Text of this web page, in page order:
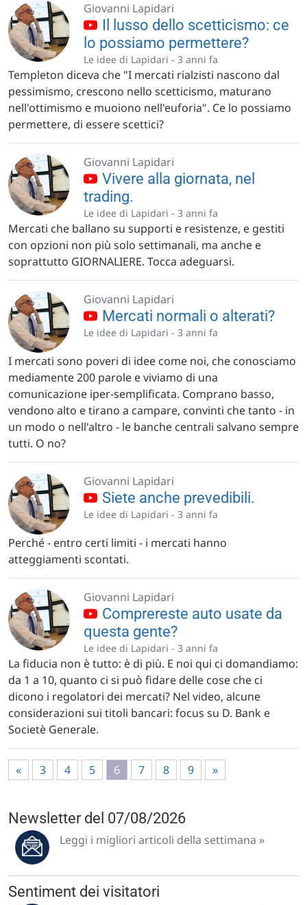
Giovanni Lapidari
Il lusso dello scetticismo: ce
lo possiamo permettere?
Le idee di Lapidari - 3 anni fa
Templeton diceva che "I mercati rialzisti nascono dal
pessimismo, crescono nello scetticismo, maturano
nell'ottimismo e muoiono nell'euforia". Ce lo possiamo
permettere, di essere scettici?
Giovanni Lapidari
Vivere alla giornata, nel
trading.
Le idee di Lapidari - 3 anni fa
Mercati che ballano su supporti e resistenze, e gestiti
con opzioni non più solo settimanali, ma anche e
soprattutto GIORNALIERE. Tocca adeguarsi.
Giovanni Lapidari
Mercati normali o alterati?
Le idee di Lapidari - 3 anni fa
I mercati sono poveri di idee come noi, che conosciamo
mediamente 200 parole e viviamo di una
comunicazione iper-semplificata. Comprano basso,
vendono alto e tirano a campare, convinti che tanto - in
un modo o nell'altro - le banche centrali salvano sempre
tutti. O no?
Giovanni Lapidari
Siete anche prevedibili.
Le idee di Lapidari - 3 anni fa
Perché - entro certi limiti - i mercati hanno
atteggiamenti scontati.
Giovanni Lapidari
Comprereste auto usate da
questa gente?
Le idee di Lapidari - 3 anni fa
La fiducia non è tutto: è di più. E noi qui ci domandiamo:
da 1 a 10, quanto ci si può fidare delle cose che ci
dicono i regolatori dei mercati? Nel video, alcune
considerazioni sui titoli bancari: focus su D. Bank e
Societè Generale.
« 3 4 5 6 7 8 9 »
Newsletter del 07/08/2026
Leggi i migliori articoli della settimana »
Sentiment dei visitatori